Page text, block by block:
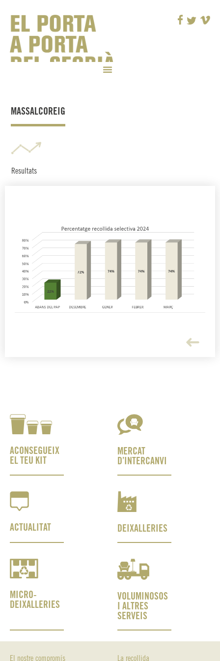
MASSALCOREIG
Resultats
ACONSEGUEIX
EL TEU KIT
MERCAT
D’INTERCANVI
ACTUALITAT DEIXALLERIES
MICRO-
DEIXALLERIES
VOLUMINOSOS
I ALTRES
SERVEIS
El nostre compromís La recollida